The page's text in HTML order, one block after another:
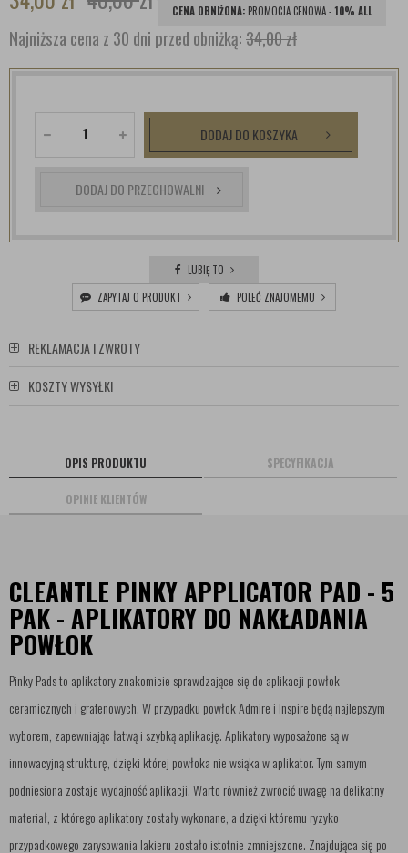
CENA OBNIŻONA: PROMOCJA CENOWA -10% ALL
Najniższa cena z 30 dni przed obniżką:34,00 zł
DODAJ DO KOSZYKA
DODAJ DO PRZECHOWALNI
LUBIĘ TO
ZAPYTAJ O PRODUKT
POLEĆ ZNAJOMEMU
REKLAMACJA I ZWROTY
KOSZTY WYSYŁKI
OPIS PRODUKTU SPECYFIKACJA
OPINIE KLIENTÓW
CLEANTLE PINKY APPLICATOR PAD - 5
PAK - APLIKATORY DO NAKŁADANIA
POWŁOK
Pinky Pads to aplikatory znakomicie sprawdzające się do aplikacji powłok
ceramicznych i grafenowych. W przypadku powłok Admire i Inspire będą najlepszym
wyborem, zapewniając łatwą i szybką aplikację. Aplikatory wyposażone są w
innowacyjną strukturę, dzięki której powłoka nie wsiąka w aplikator. Tym samym
podniesiona zostaje wydajność aplikacji. Warto również zwrócić uwagę na delikatny
materiał, z którego aplikatory zostały wykonane, a dzięki któremu ryzyko
przypadkowego zarysowania lakieru zostało istotnie zmniejszone. Znajdująca się po